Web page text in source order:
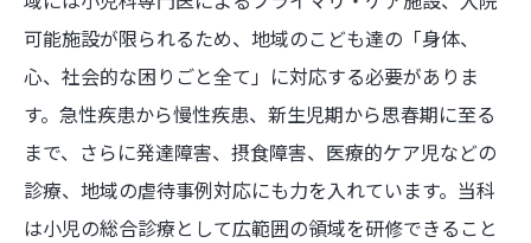
可能施設が限られるため、地域のこども達の「身体、
心、社会的な困りごと全て」に対応する必要がありま
す。急性疾患から慢性疾患、新生児期から思春期に至る
まで、さらに発達障害、摂食障害、医療的ケア児などの
診療、地域の虐待事例対応にも力を入れています。当科
は小児の総合診療として広範囲の領域を研修できること